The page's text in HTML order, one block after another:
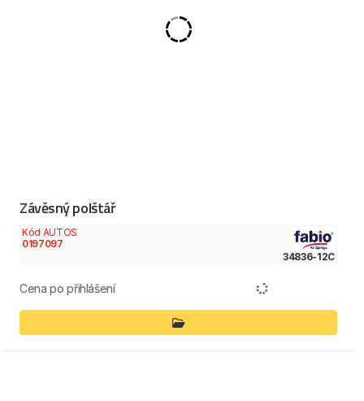
Závěsný polštář
Kód AUTOS
0197097
34836-12C
Cena po přihlášení